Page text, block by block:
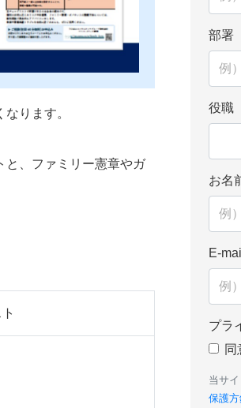
ります。
と、ファミリー憲章やガ
部署
役職
お名
E-mail
プラ
同
当サイ
保護方